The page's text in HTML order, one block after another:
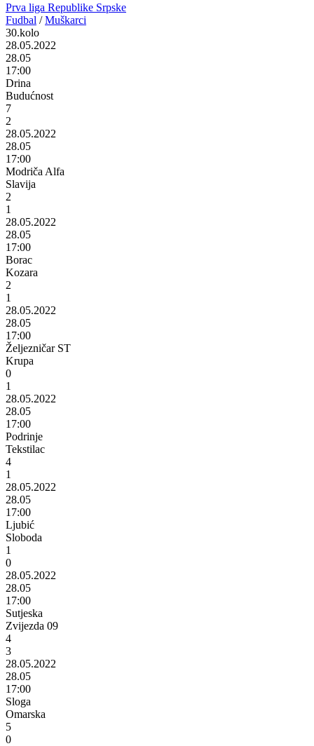
Prva liga Republike Srpske
Fudbal / Muškarci
30.kolo
28.05.2022
28.05
17:00
Drina
Budućnost
7
2
28.05.2022
28.05
17:00
Modriča Alfa
Slavija
2
1
28.05.2022
28.05
17:00
Borac
Kozara
2
1
28.05.2022
28.05
17:00
Željezničar ST
Krupa
0
1
28.05.2022
28.05
17:00
Podrinje
Tekstilac
4
1
28.05.2022
28.05
17:00
Ljubić
Sloboda
1
0
28.05.2022
28.05
17:00
Sutjeska
Zvijezda 09
4
3
28.05.2022
28.05
17:00
Sloga
Omarska
5
0